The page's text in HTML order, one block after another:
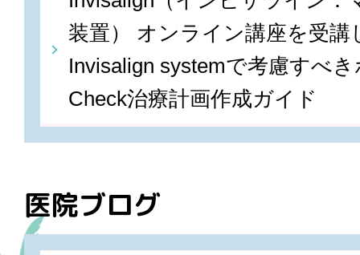
装置） オンライン講座を受講
Invisalign systemで考慮すべ
Check治療計画作成ガイド
医院ブログ